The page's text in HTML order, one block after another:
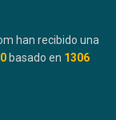
han recibido una
basado en 1306